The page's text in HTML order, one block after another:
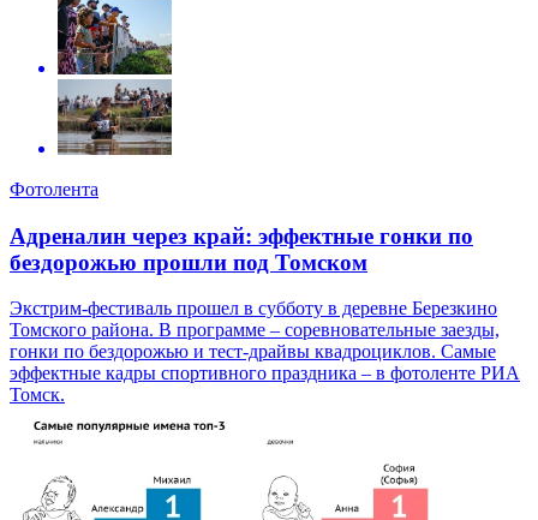
Фотолента
Адреналин через край: эффектные гонки по
бездорожью прошли под Томском
Экстрим-фестиваль прошел в субботу в деревне Березкино
Томского района. В программе – соревновательные заезды,
гонки по бездорожью и тест-драйвы квадроциклов. Самые
эффектные кадры спортивного праздника – в фотоленте РИА
Томск.